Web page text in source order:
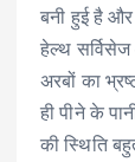
बनी हुई है और
हेल्थ
अरबों का
ही पीने के
की स्थिति